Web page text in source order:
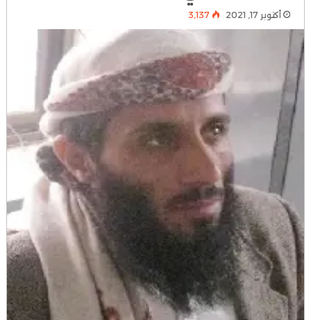
أكتوبر 17, 2021 3٬137